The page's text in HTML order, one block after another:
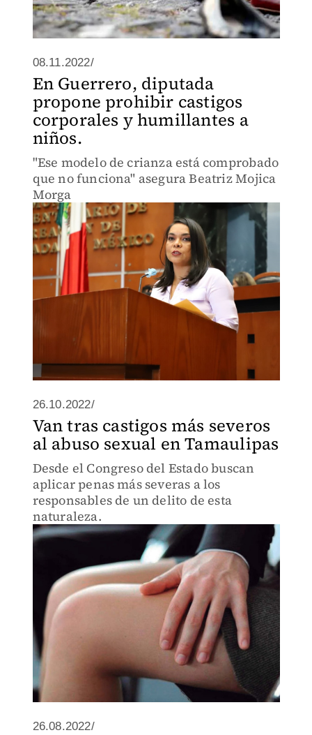
08.11.2022/
En Guerrero, diputada
propone prohibir castigos
corporales y humillantes a
niños.
"Ese modelo de crianza está comprobado
que no funciona" asegura Beatriz Mojica
Morga
26.10.2022/
Van tras castigos más severos
al abuso sexual en Tamaulipas
Desde el Congreso del Estado buscan
aplicar penas más severas a los
responsables de un delito de esta
naturaleza.
26.08.2022/